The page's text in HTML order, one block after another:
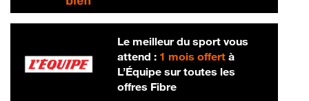
Le meilleur du sport vous
attend : 1 mois offertà
L’Équipe sur toutes les
offres Fibre